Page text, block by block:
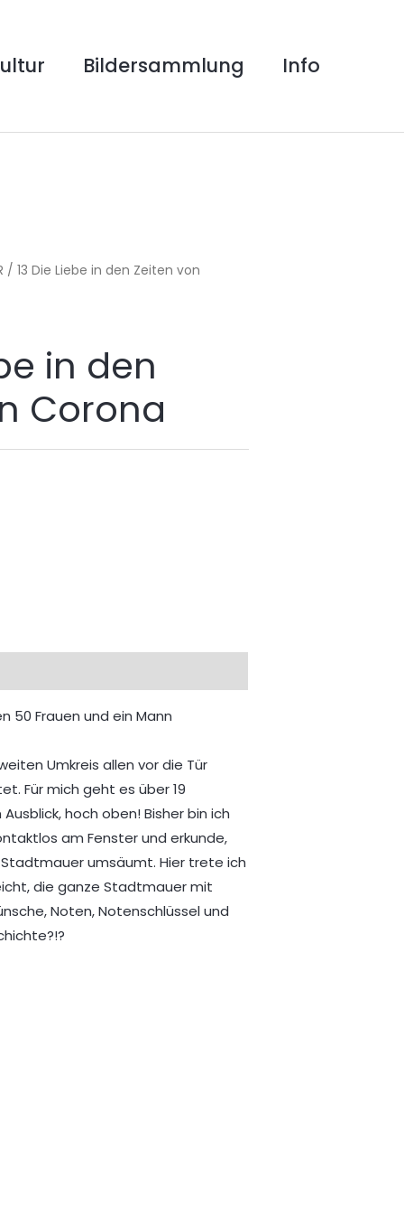
Bildersammlung Info
/ 13 Die Liebe in den Zeiten von
in den
Corona
50 Frauen und ein Mann
Umkreis allen vor die Tür
Für mich geht es über 19
hoch oben! Bisher bin ich
am Fenster und erkunde,
umsäumt. Hier trete ich
die ganze Stadtmauer mit
Noten, Notenschlüssel und